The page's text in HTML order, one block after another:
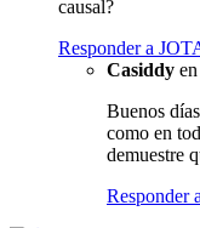
causal?
Responder a
Casiddy
Buenos
como en
demuestre
Responder